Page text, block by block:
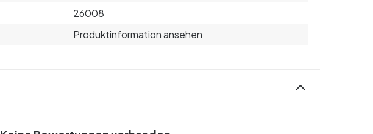
26008
Produktinformation ansehen